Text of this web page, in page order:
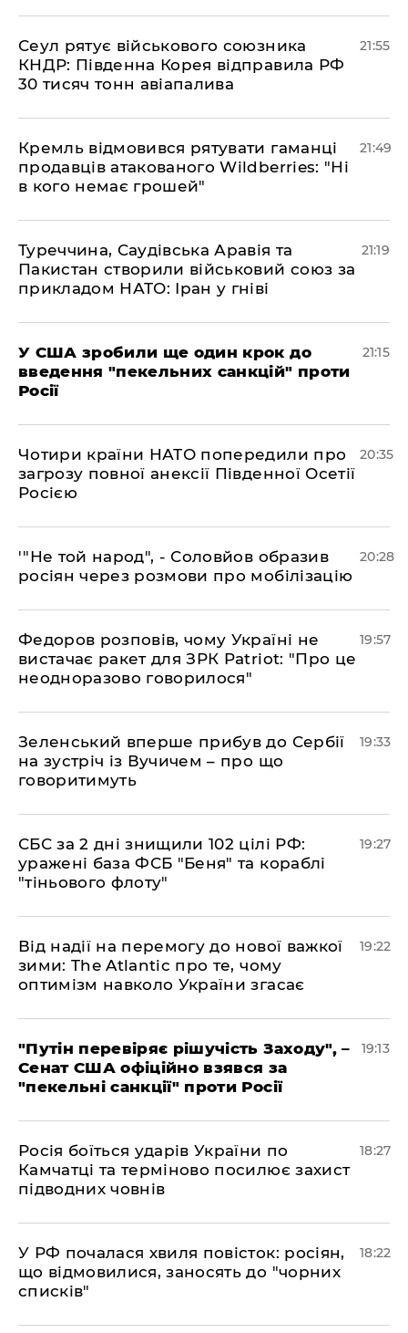
​Сеул рятує військового союзника
КНДР: Південна Корея відправила РФ
30 тисяч тонн авіапалива
21:55
​Кремль відмовився рятувати гаманці
продавців атакованого Wildberries: "Ні
в кого немає грошей"
21:49
​Туреччина, Саудівська Аравія та
Пакистан створили військовий союз за
прикладом НАТО: Іран у гніві
21:19
​У США зробили ще один крок до
введення "пекельних санкцій" проти
Росії
21:15
​Чотири країни НАТО попередили про
загрозу повної анексії Південної Осетії
Росією
20:35
​'"Не той народ", - Соловйов образив
росіян через розмови про мобілізацію
20:28
​Федоров розповів, чому Україні не
вистачає ракет для ЗРК Patriot: "Про це
неодноразово говорилося"
19:57
​Зеленський вперше прибув до Сербії
на зустріч із Вучичем – про що
говоритимуть
19:33
​СБС за 2 дні знищили 102 цілі РФ:
уражені база ФСБ "Беня" та кораблі
"тіньового флоту"
19:27
​Від надії на перемогу до нової важкої
зими: The Atlantic про те, чому
оптимізм навколо України згасає
19:22
​"Путін перевіряє рішучість Заходу", –
Сенат США офіційно взявся за
"пекельні санкції" проти Росії
19:13
​Росія боїться ударів України по
Камчатці та терміново посилює захист
підводних човнів
18:27
​У РФ почалася хвиля повісток: росіян,
що відмовилися, заносять до "чорних
списків"
18:22